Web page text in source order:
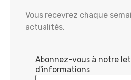
Vous recevrez chaque
actualités.
Abonnez-vous à notre
d'informations